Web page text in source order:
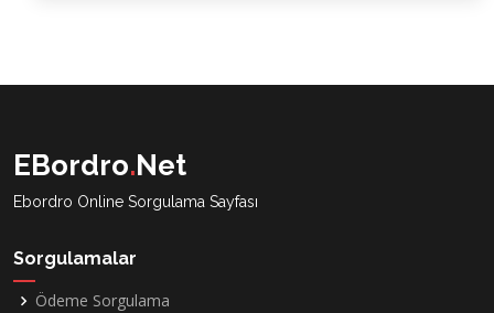
EBordro.Net
Ebordro Online Sorgulama Sayfası
Sorgulamalar
Ödeme Sorgulama